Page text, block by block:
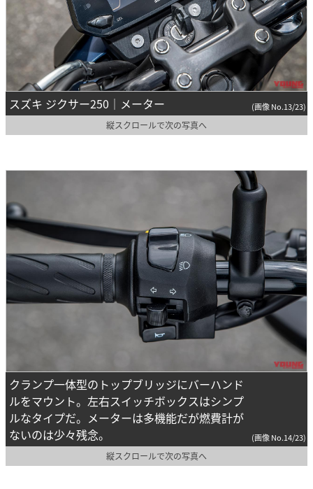
スズキ ジクサー250｜メーター (画像 No.13/23)
縦スクロールで次の写真へ
クランプ一体型のトップブリッジにバーハンド
ルをマウント。左右スイッチボックスはシンプ
ルなタイプだ。メーターは多機能だが燃費計が
ないのは少々残念。
(画像 No.14/23)
縦スクロールで次の写真へ